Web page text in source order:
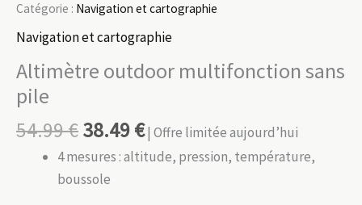
Catégorie : Navigation et cartographie
Navigation et cartographie
Altimètre outdoor multifonction sans
pile
54.99€38.49€| Offre limitée aujourd’hui
4 mesures : altitude, pression, température,
boussole